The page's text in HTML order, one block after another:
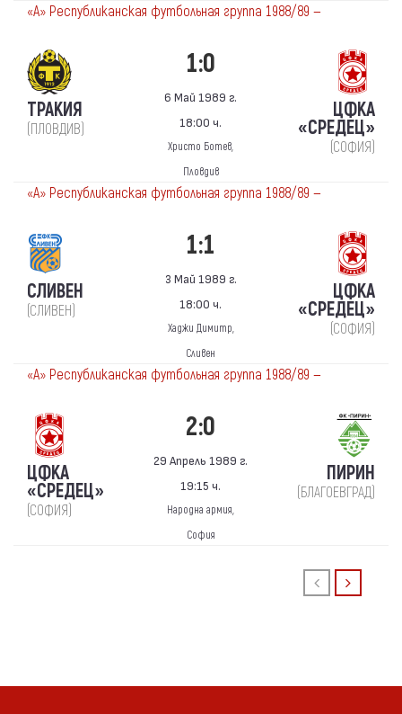
«А» Республиканская футбольная группа 1988/89 —
ТРАКИЯ
(ПЛОВДИВ)
1:0
6 Май 1989 г.
18:00 ч.
Христо Ботев,
Пловдив
ЦФКА
«СРЕДЕЦ»
(СОФИЯ)
«А» Республиканская футбольная группа 1988/89 —
СЛИВЕН
(СЛИВЕН)
1:1
3 Май 1989 г.
18:00 ч.
Хаджи Димитр,
Сливен
ЦФКА
«СРЕДЕЦ»
(СОФИЯ)
«А» Республиканская футбольная группа 1988/89 —
ЦФКА
«СРЕДЕЦ»
(СОФИЯ)
2:0
29 Апрель 1989 г.
19:15 ч.
Народна армия,
София
ПИРИН
(БЛАГОЕВГРАД)